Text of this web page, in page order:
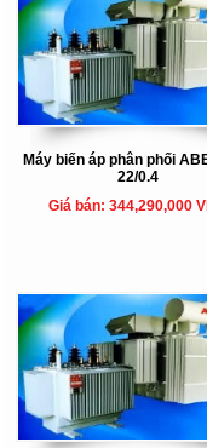
Máy biến áp phân phối
22/0.4
Giá bán: 344,290,000